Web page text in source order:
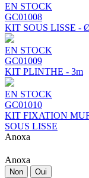
EN STOCK
GC01008
KIT SOUS LISSE -
EN STOCK
GC01009
KIT PLINTHE - 3m
EN STOCK
GC01010
KIT FIXATION
SOUS LISSE
Anoxa
Anoxa
Non Oui